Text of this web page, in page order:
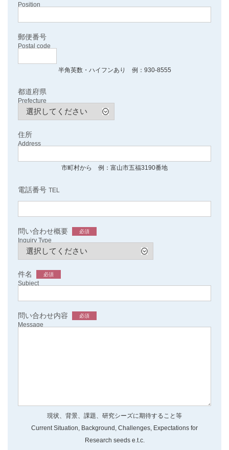
Position
郵便番号
Postal code
半角英数・ハイフンあり 例：930-8555
都道府県
Prefecture
住所
Address
市町村から 例：富山市五福3190番地
電話番号 TEL
問い合わせ概要 必須
Inquiry Type
件名 必須
Subject
問い合わせ内容 必須
Message
現状、背景、課題、研究シーズに期待すること等
Current Situation, Background, Challenges, Expectations for
Research seeds e.t.c.